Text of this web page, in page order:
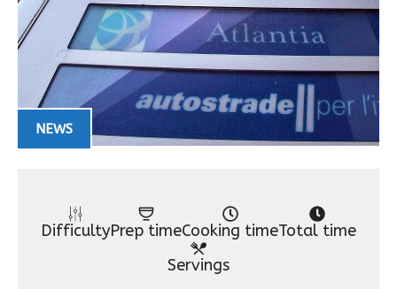
NEWS
DifficultyPrep timeCooking timeTotal time
Servings